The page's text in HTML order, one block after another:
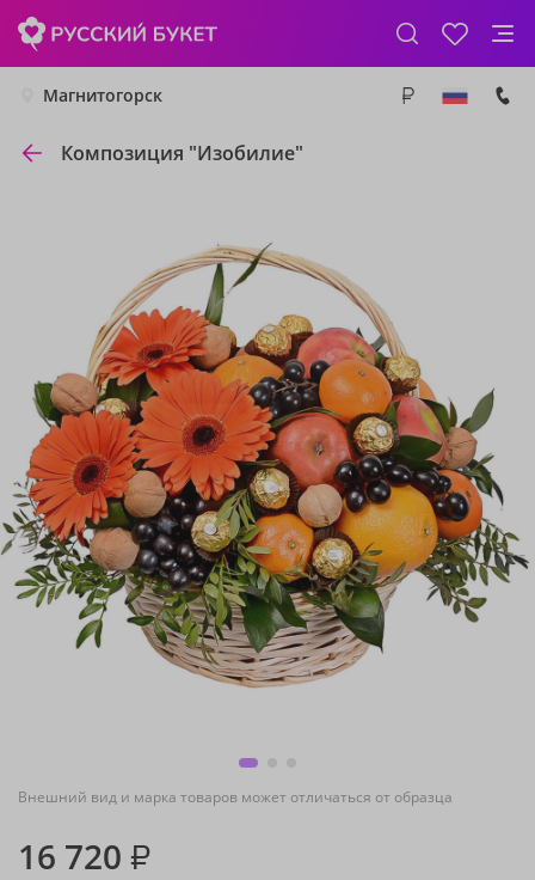
Магнитогорск
Композиция "Изобилие"
Внешний вид и марка товаров может отличаться от образца
16 720 ₽